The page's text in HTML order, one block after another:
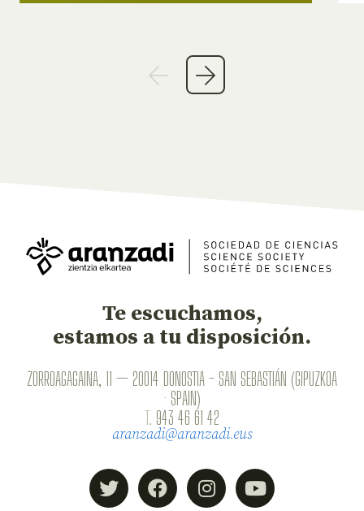
Te escuchamos,
estamos a tu disposición.
ZORROAGAGAINA, 11 — 20014 DONOSTIA - SAN SEBASTIÁN (GIPUZKOA
· SPAIN)
T. 943 46 61 42
aranzadi@aranzadi.eus